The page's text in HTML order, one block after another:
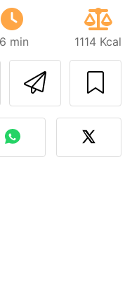
min 1114 Kcal
Imprimir
al autor
de esta